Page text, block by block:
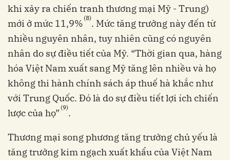
khi xảy ra chiến tranh thương mại Mỹ - Trung)
mới ở mức 11,9%(8). Mức tăng trưởng này đến từ
nhiều nguyên nhân, tuy nhiên cũng có nguyên
nhân do sự điều tiết của Mỹ. “Thời gian qua, hàng
hóa Việt Nam xuất sang Mỹ tăng lên nhiều và họ
không thi hành chính sách áp thuế hà khắc như
với Trung Quốc. Đó là do sự điều tiết lợi ích chiến
lược của họ” (9).
Thương mại song phương tăng trưởng chủ yếu là
tăng trưởng kim ngạch xuất khẩu của Việt Nam